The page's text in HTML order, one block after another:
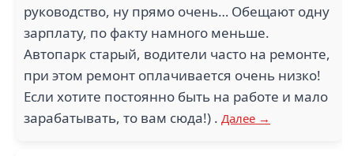
руководство, ну прямо очень… Обещают одну
зарплату, по факту намного меньше.
Автопарк старый, водители часто на ремонте,
при этом ремонт оплачивается очень низко!
Если хотите постоянно быть на работе и мало
зарабатывать, то вам сюда!) . Далее →